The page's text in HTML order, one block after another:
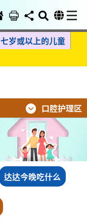
七岁或以上的儿童
口腔护理区
达达今晚吃什么